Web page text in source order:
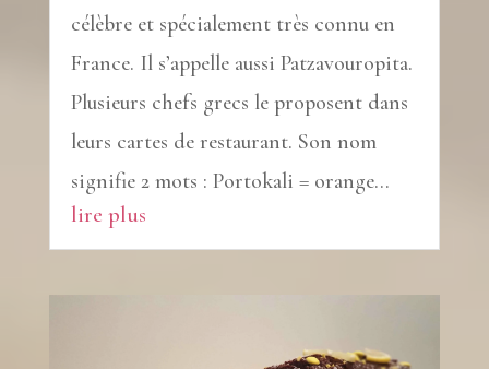
célèbre et spécialement très connu en
France. Il s’appelle aussi Patzavouropita.
Plusieurs chefs grecs le proposent dans
leurs cartes de restaurant. Son nom
signifie 2 mots : Portokali = orange...
lire plus